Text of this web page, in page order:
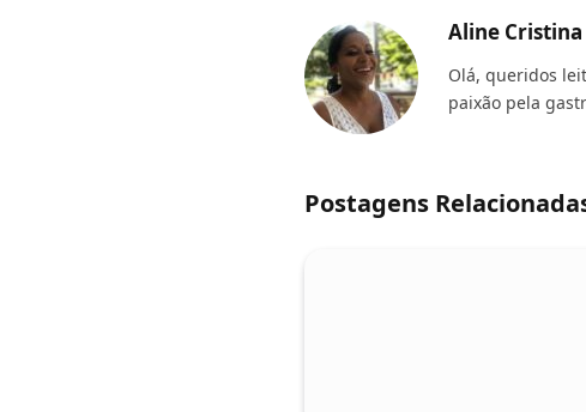
Aline Cristina
Olá, queridos
paixão pela
Postagens